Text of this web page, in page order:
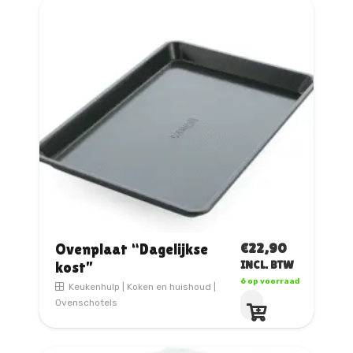
worden
op
de
productpagina
Ovenplaat “Dagelijkse
kost”
Keukenhulp Koken en huishoud
Ovenschotels
€22,90
INCL. BTW
6 op voorraad